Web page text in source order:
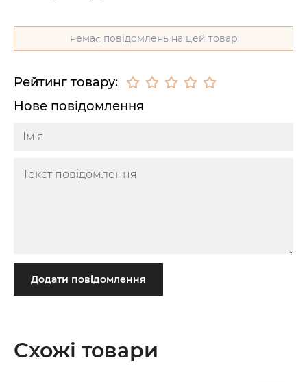
немає повідомлень на цей товар
Рейтинг товару:
Нове повідомлення
Додати повідомлення
Схожі товари